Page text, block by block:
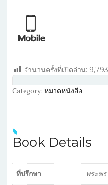
จำนวนครั้งที่เปิดอ่าน: 9,793
Category: หมวดหนังสือ
Book Details
ที่ปรึกษา พระพ